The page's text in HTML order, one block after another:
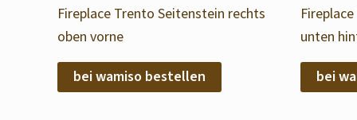
Fireplace Trento Seitenstein rechts
oben vorne
bei wamiso bestellen
unten
bei